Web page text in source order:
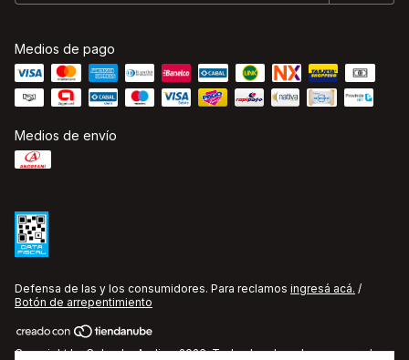
Medios de pago
Medios de envío
Defensa de las y los consumidores. Para reclamos ingresá acá. /
Botón de arrepentimiento
Copyright La Cobacha Audio - 2026. Todos los derechos reservados.